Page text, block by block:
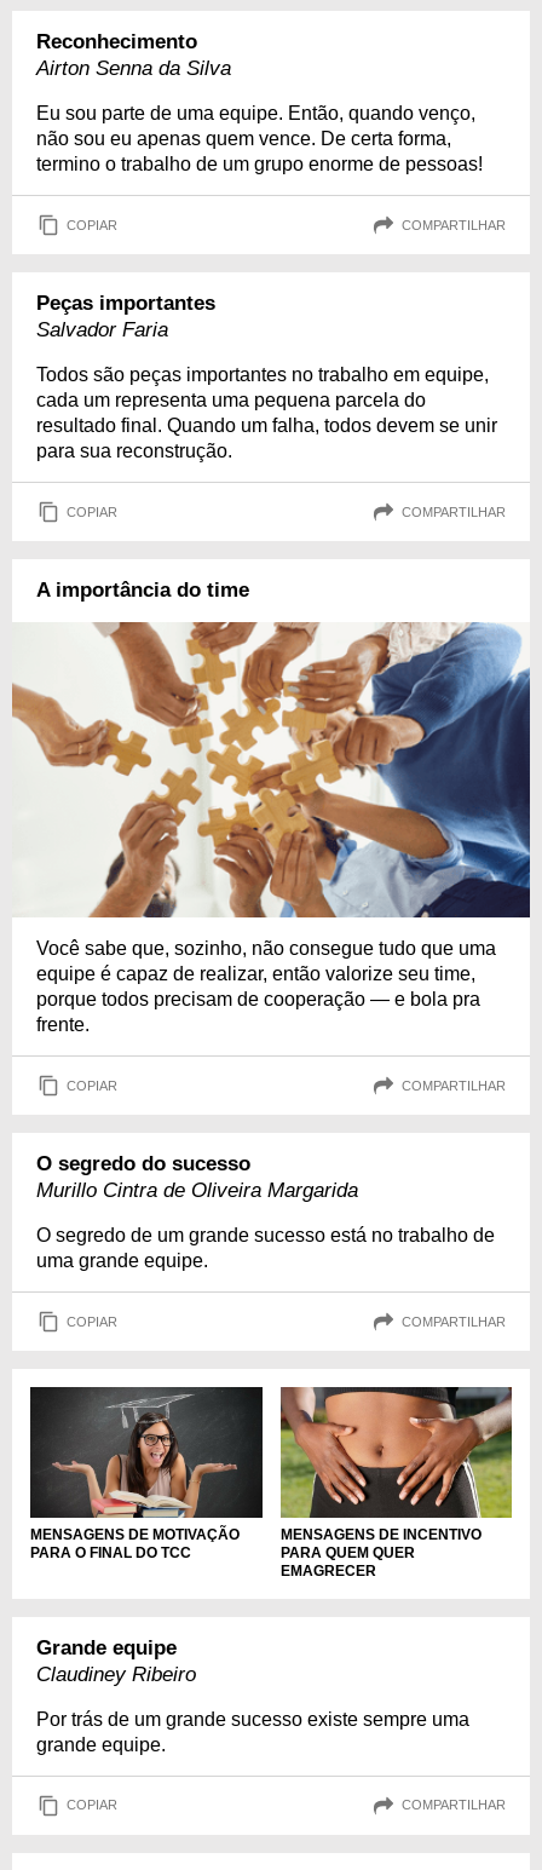
Reconhecimento
Airton Senna da Silva
Eu sou parte de uma equipe. Então, quando venço,
não sou eu apenas quem vence. De certa forma,
termino o trabalho de um grupo enorme de pessoas!
COPIAR COMPARTILHAR
Peças importantes
Salvador Faria
Todos são peças importantes no trabalho em equipe,
cada um representa uma pequena parcela do
resultado final. Quando um falha, todos devem se unir
para sua reconstrução.
COPIAR COMPARTILHAR
A importância do time
Você sabe que, sozinho, não consegue tudo que uma
equipe é capaz de realizar, então valorize seu time,
porque todos precisam de cooperação — e bola pra
frente.
COPIAR COMPARTILHAR
O segredo do sucesso
Murillo Cintra de Oliveira Margarida
O segredo de um grande sucesso está no trabalho de
uma grande equipe.
COPIAR COMPARTILHAR
MENSAGENS DE MOTIVAÇÃO
PARA O FINAL DO TCC
MENSAGENS DE INCENTIVO
PARA QUEM QUER
EMAGRECER
Grande equipe
Claudiney Ribeiro
Por trás de um grande sucesso existe sempre uma
grande equipe.
COPIAR COMPARTILHAR